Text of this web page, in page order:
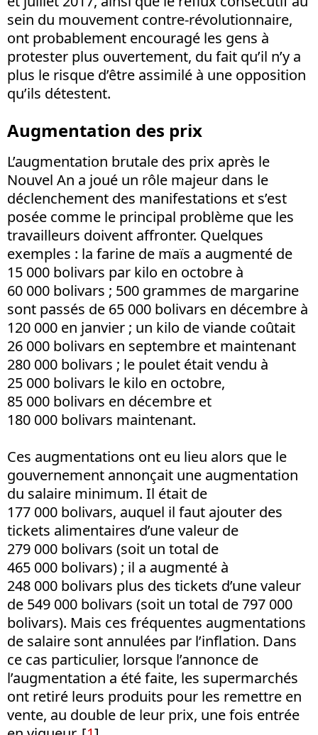
sein du mouvement contre-révolutionnaire,
ont probablement encouragé les gens à
protester plus ouvertement, du fait qu’il n’y a
plus le risque d’être assimilé à une opposition
qu’ils détestent.
Augmentation des prix
L’augmentation brutale des prix après le
Nouvel An a joué un rôle majeur dans le
déclenchement des manifestations et s’est
posée comme le principal problème que les
travailleurs doivent affronter. Quelques
exemples : la farine de maïs a augmenté de
15 000 bolivars par kilo en octobre à
60 000 bolivars ; 500 grammes de margarine
sont passés de 65 000 bolivars en décembre à
120 000 en janvier ; un kilo de viande coûtait
26 000 bolivars en septembre et maintenant
280 000 bolivars ; le poulet était vendu à
25 000 bolivars le kilo en octobre,
85 000 bolivars en décembre et
180 000 bolivars maintenant.
Ces augmentations ont eu lieu alors que le
gouvernement annonçait une augmentation
du salaire minimum. Il était de
177 000 bolivars, auquel il faut ajouter des
tickets alimentaires d’une valeur de
279 000 bolivars (soit un total de
465 000 bolivars) ; il a augmenté à
248 000 bolivars plus des tickets d’une valeur
de 549 000 bolivars (soit un total de 797 000
bolivars). Mais ces fréquentes augmentations
de salaire sont annulées par l’inflation. Dans
ce cas particulier, lorsque l’annonce de
l’augmentation a été faite, les supermarchés
ont retiré leurs produits pour les remettre en
vente, au double de leur prix, une fois entrée